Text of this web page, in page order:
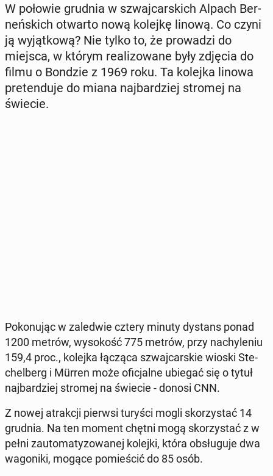
W połowie grudnia w szwaj­car­skich Alpach Ber­
neń­skich otwarto nową kolejkę linową. Co czyni
ją wy­jąt­ko­wą? Nie tylko to, że pro­wa­dzi do
miejsca, w którym re­ali­zo­wa­ne były zdjęcia do
filmu o Bondzie z 1969 roku. Ta kolejka linowa
pre­ten­du­je do miana naj­bar­dziej stromej na
świecie.
Po­ko­nu­jąc w za­le­d­wie cztery minuty dystans ponad
1200 metrów, wy­so­kość 775 metrów, przy na­chy­le­niu
159,4 proc., kolejka łącząca szwaj­car­skie wioski Ste­
chel­berg i Mürren może ofi­cjal­ne ubiegać się o tytuł
naj­bar­dziej stromej na świecie - donosi CNN.
Z nowej atrak­cji pierwsi turyści mogli sko­rzy­stać 14
grudnia. Na ten moment chętni mogą sko­rzy­stać z w
pełni zauto­ma­ty­zo­wa­nej kolejki, która ob­słu­gu­je dwa
wa­go­ni­ki, mogące po­mie­ścić do 85 osób.